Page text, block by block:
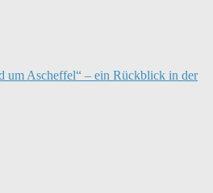
um Ascheffel“ – ein Rückblick in der